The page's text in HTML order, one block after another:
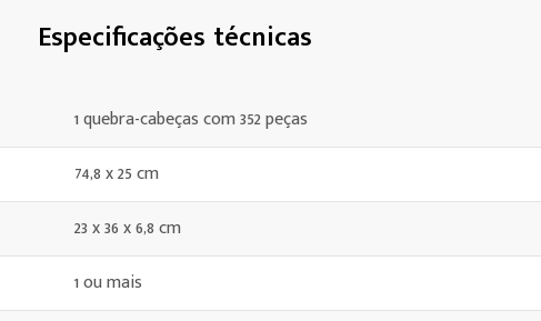
Especificações técnicas
1 quebra-cabeças com 352 peças
74,8 x 25 cm
23 x 36 x 6,8 cm
1 ou mais